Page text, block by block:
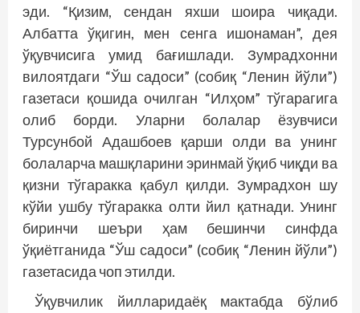
эди. “Қизим, сендан яхши шоира чиқади.
Албатта ўқигин, мен сенга ишонаман”, дея
ўқувчисига умид бағишлади. Зумрадхонни
вилоятдаги “Ўш садоси” (собиқ “Ленин йўли”)
газетаси қошида очилган “Илҳом” тўгарагига
олиб борди. Уларни болалар ёзувчиси
Турсунбой Адашбоев қарши олди ва унинг
болаларча машқларини эринмай ўқиб чиқди ва
қизни тўгаракка қабул қилди. Зумрадхон шу
кўйи ушбу тўгаракка олти йил қатнади. Унинг
биринчи шеъри ҳам бешинчи синфда
ўқиётганида “Ўш садоси” (собиқ “Ленин йўли”)
газетасида чоп этилди.
Ўқувчилик йилларидаёқ мактабда бўлиб